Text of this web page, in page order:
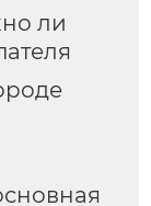
ли